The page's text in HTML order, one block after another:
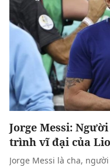
Jorge Messi:
trình vĩ đại của
Jorge Messi là cha,